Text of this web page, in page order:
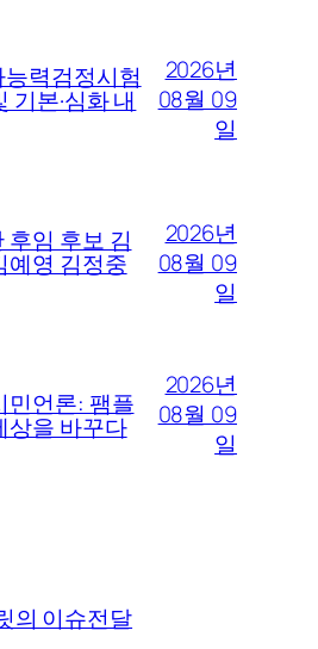
력검정시험
기본·심화 내
2026년
08월 09
일
후임 후보 김
예영 김정중
2026년
08월 09
일
민언론: 팸플
상을 바꾸다
2026년
08월 09
일
의 이슈전달